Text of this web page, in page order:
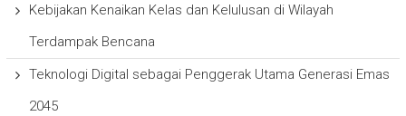
Kebijakan Kenaikan Kelas dan Kelulusan di Wilayah
Terdampak Bencana
Teknologi Digital sebagai Penggerak Utama Generasi Emas
2045